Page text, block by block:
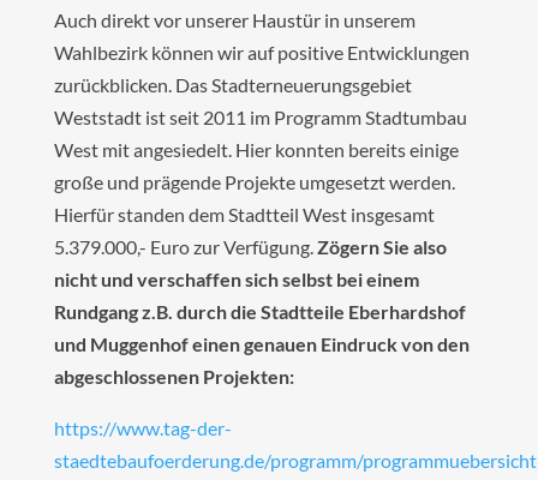
Auch direkt vor unserer Haustür in unserem
Wahlbezirk können wir auf positive Entwicklungen
zurückblicken. Das Stadterneuerungsgebiet
Weststadt ist seit 2011 im Programm Stadtumbau
West mit angesiedelt. Hier konnten bereits einige
große und prägende Projekte umgesetzt werden.
Hierfür standen dem Stadtteil West insgesamt
5.379.000,- Euro zur Verfügung.Zögern Sie also
nicht und verschaffen sich selbst bei einem
Rundgang z.B. durch die Stadtteile Eberhardshof
und Muggenhof einen genauen Eindruck von den
abgeschlossenen Projekten:
https://www.tag-der-
staedtebaufoerderung.de/programm/